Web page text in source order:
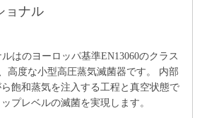
ョナル
はのヨーロッパ基準EN13060のクラス
高度な小型高圧蒸気滅菌器です。 内部
飽和蒸気を注入する工程と真空状態で
プレベルの滅菌を実現します。